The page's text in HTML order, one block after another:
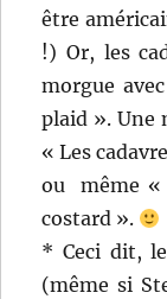
être
!) Or, les
morgue
plaid ». Une
« Les
ou même «
costard ».
* Ceci dit,
(même si